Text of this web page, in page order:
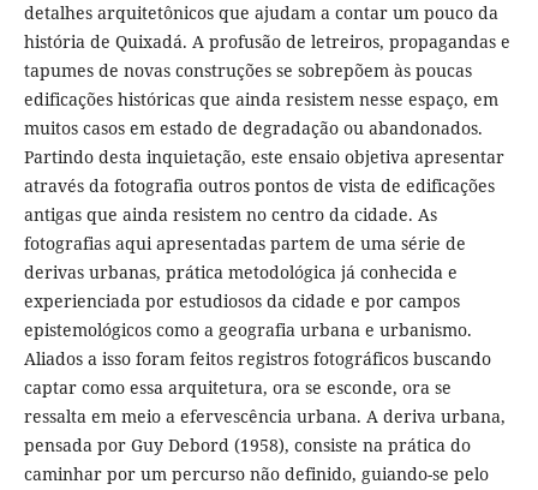
detalhes arquitetônicos que ajudam a contar um pouco da
história de Quixadá. A profusão de letreiros, propagandas e
tapumes de novas construções se sobrepõem às poucas
edificações históricas que ainda resistem nesse espaço, em
muitos casos em estado de degradação ou abandonados.
Partindo desta inquietação, este ensaio objetiva apresentar
através da fotografia outros pontos de vista de edificações
antigas que ainda resistem no centro da cidade. As
fotografias aqui apresentadas partem de uma série de
derivas urbanas, prática metodológica já conhecida e
experienciada por estudiosos da cidade e por campos
epistemológicos como a geografia urbana e urbanismo.
Aliados a isso foram feitos registros fotográficos buscando
captar como essa arquitetura, ora se esconde, ora se
ressalta em meio a efervescência urbana. A deriva urbana,
pensada por Guy Debord (1958), consiste na prática do
caminhar por um percurso não definido, guiando-se pelo